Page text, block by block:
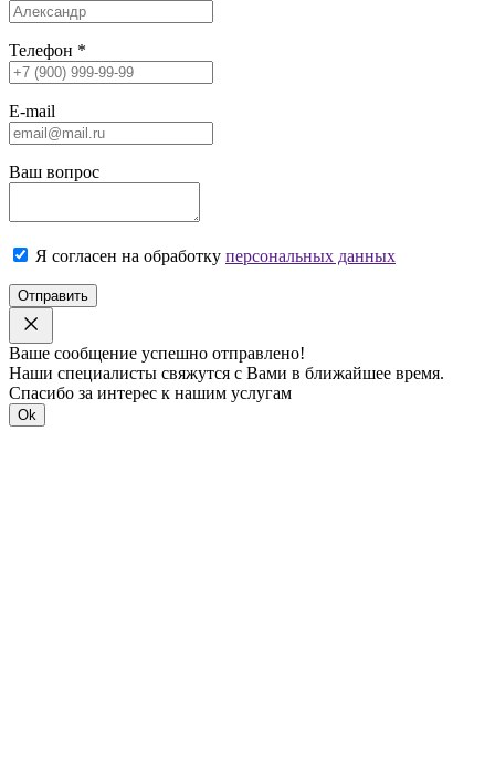
Телефон *
E-mail
Ваш вопрос
Я согласен на обработку персональных данных
Отправить
Ваше сообщение успешно отправлено!
Наши специалисты свяжутся с Вами в ближайшее время.
Спасибо за интерес к нашим услугам
Ok